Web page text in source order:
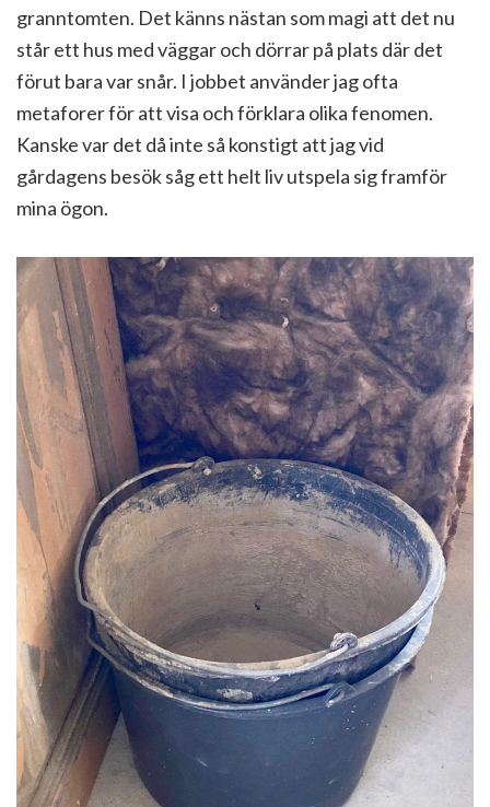
granntomten. Det känns nästan som magi att det nu
står ett hus med väggar och dörrar på plats där det
förut bara var snår. I jobbet använder jag ofta
metaforer för att visa och förklara olika fenomen.
Kanske var det då inte så konstigt att jag vid
gårdagens besök såg ett helt liv utspela sig framför
mina ögon.